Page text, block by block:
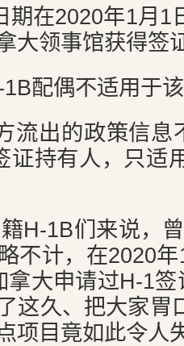
期在2020年1月1
大领事馆获得签
配偶不适用于
流出的政策信息
证持有人，只适
H-1B们来说，
不计，在2020
拿大申请过H-1
这久、把大家胃
项目竟如此令人